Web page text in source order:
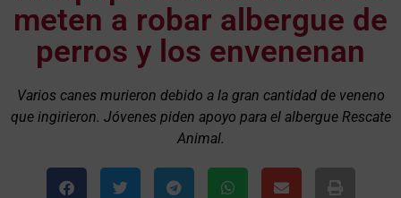
meten a robar albergue de
perros y los envenenan
Varios canes murieron debido a la gran cantidad de veneno
que ingirieron. Jóvenes piden apoyo para el albergue Rescate
Animal.